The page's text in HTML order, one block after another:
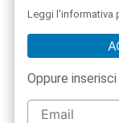
Leggi l'informativa
Oppure